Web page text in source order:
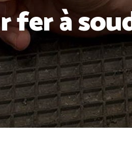
fer à